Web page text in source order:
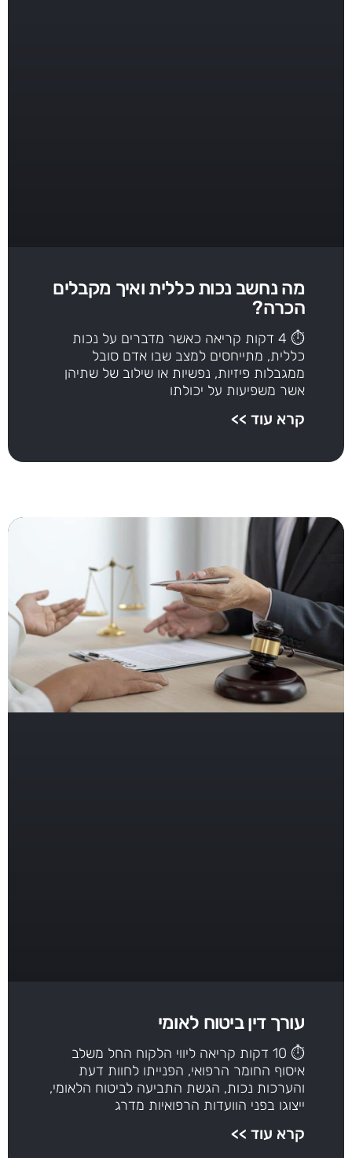
מה נחשב נכות כללית ואיך מקבלים
הכרה?
⏱ 4 דקות קריאה כאשר מדברים על נכות
כללית, מתייחסים למצב שבו אדם סובל
ממגבלות פיזיות, נפשיות או שילוב של שתיהן
אשר משפיעות על יכולתו
קרא עוד >>
עורך דין ביטוח לאומי
⏱ 10 דקות קריאה ליווי הלקוח החל משלב
איסוף החומר הרפואי, הפנייתו לחוות דעת
והערכות נכות, הגשת התביעה לביטוח הלאומי,
ייצוגו בפני הוועדות הרפואיות מדרג
קרא עוד >>